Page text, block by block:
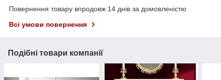
Повернення товару впродовж 14 днів за домовленістю
Всі умови повернення
Подібні товари компанії